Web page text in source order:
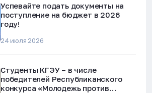
Успевайте подать документы на
поступление на бюджет в 2026
году!
24 июля 2026
Студенты КГЭУ – в числе
победителей Республиканского
конкурса «Молодежь против